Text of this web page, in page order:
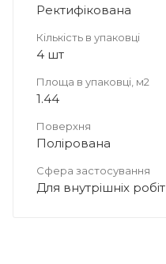
Ректифікована
Кількість в упаковці
4 шт
Площа в упаковці, м2
1.44
Поверхня
Полірована
Сфера застосування
Для внутрішніх робіт